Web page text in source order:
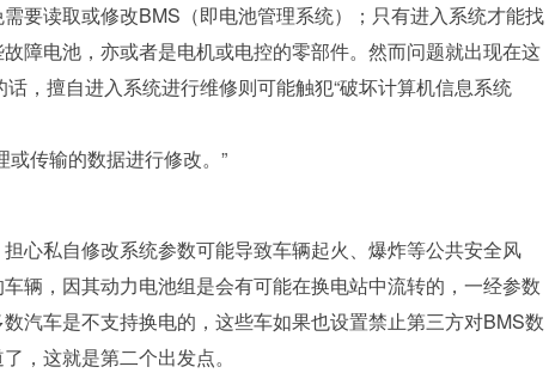
要读取或修改BMS（即电池管理系统）；只有进入系统才能找
障电池，亦或者是电机或电控的零部件。然而问题就出现在这
，擅自进入系统进行维修则可能触犯“破坏计算机信息系统
传输的数据进行修改。”
心私自修改系统参数可能导致车辆起火、爆炸等公共安全风
辆，因其动力电池组是会有可能在换电站中流转的，一经参数
汽车是不支持换电的，这些车如果也设置禁止第三方对BMS数
，这就是第二个出发点。